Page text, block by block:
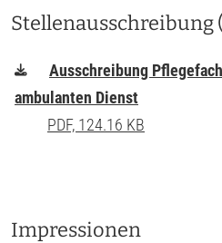
Stellenausschreibung
Ausschreibung
ambulanten Dienst
PDF, 124.16 KB
Impressionen